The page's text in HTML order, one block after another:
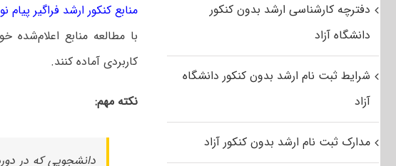
منابع کنکور ارشد فراگیر پیام نور
با مطالعه منابع اعلام‌شده
کاربردی آماده کنند.
نکته مهم:
دفترچه کارشناسی ارشد بدون کنکور
دانشگاه آزاد
شرایط ثبت نام ارشد بدون کنکور دانشگاه
آزاد
مدارک ثبت نام ارشد بدون کنکور آزاد